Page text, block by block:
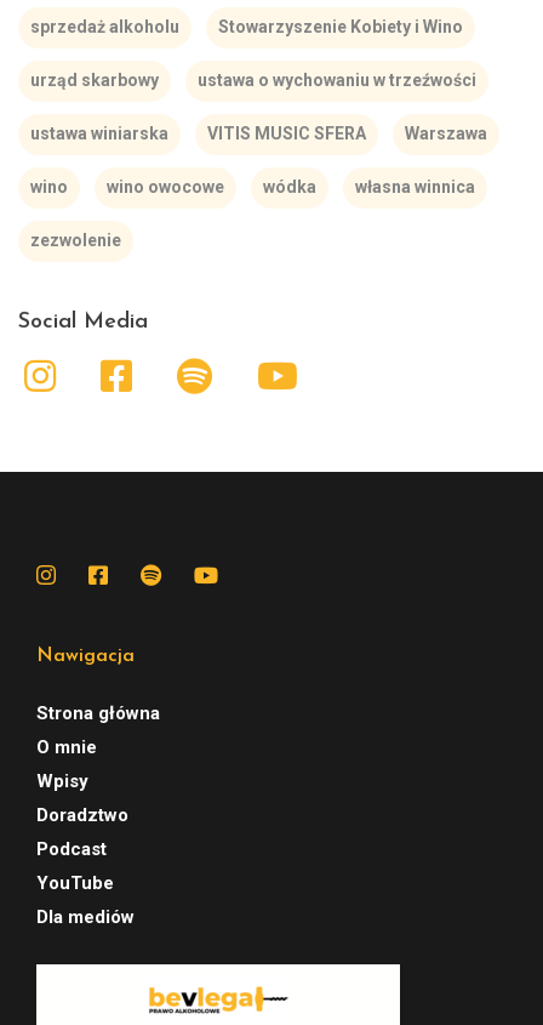
sprzedaż alkoholu Stowarzyszenie Kobiety i Wino
urząd skarbowy ustawa o wychowaniu w trzeźwości
ustawa winiarska VITIS MUSIC SFERA Warszawa
wino wino owocowe wódka własna winnica
zezwolenie
Social Media
Nawigacja
Strona główna
O mnie
Wpisy
Doradztwo
Podcast
YouTube
Dla mediów